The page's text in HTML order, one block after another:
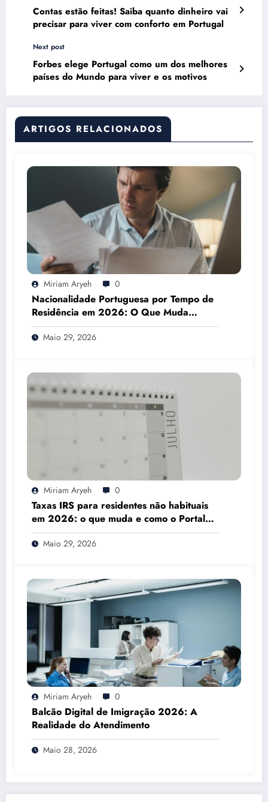
Contas estão feitas! Saiba quanto dinheiro vai
precisar para viver com conforto em Portugal
Next post
Forbes elege Portugal como um dos melhores
países do Mundo para viver e os motivos
ARTIGOS RELACIONADOS
Miriam Aryeh 0
Nacionalidade Portuguesa por Tempo de
Residência em 2026: O Que Muda
Mesmo
Maio 29, 2026
Miriam Aryeh 0
Taxas IRS para residentes não habituais
em 2026: o que muda e como o Portal
das Finanças pode ajudar
Maio 29, 2026
Miriam Aryeh 0
Balcão Digital de Imigração 2026: A
Realidade do Atendimento
Maio 28, 2026